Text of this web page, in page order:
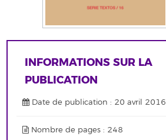
INFORMATIONS SUR LA
PUBLICATION
Date de publication : 20 avril 2016
Nombre de pages : 248